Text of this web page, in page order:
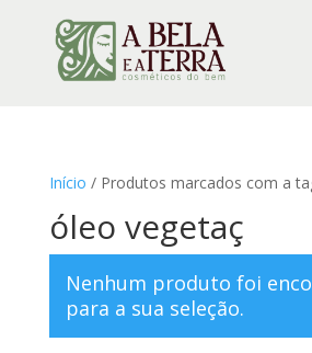
Início / Produtos marcados com a
óleo vegetaç
Nenhum produto foi
para a sua seleção.